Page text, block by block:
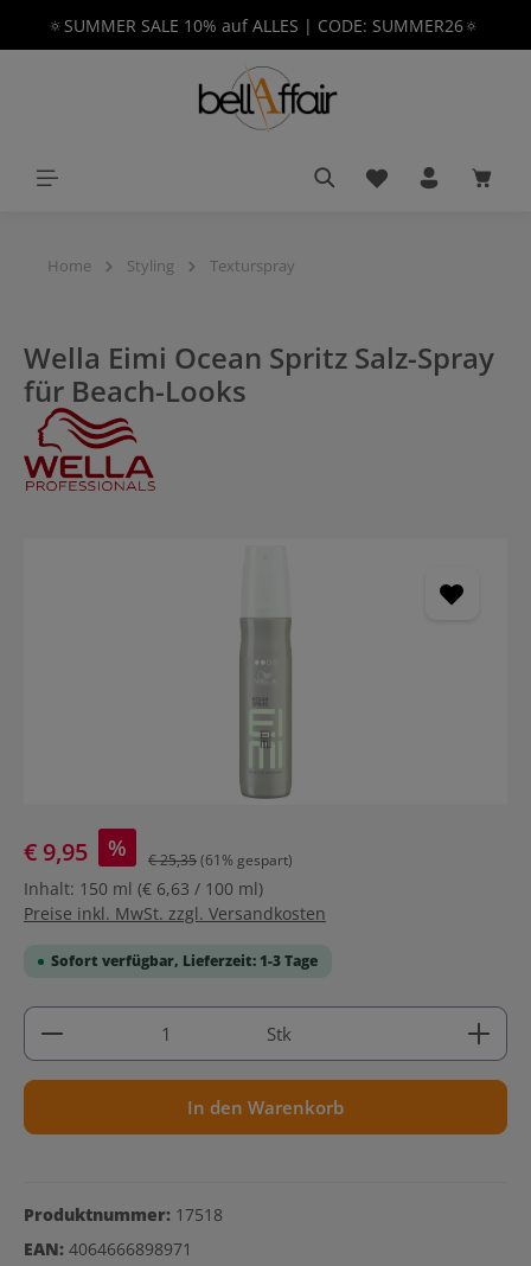
springen
🔅SUMMER SALE 10% auf ALLES | CODE: SUMMER26🔅
Du hast 0
Home Styling Texturspray
Wella Eimi Ocean Spritz Salz-Spray
für Beach-Looks
€ 9,95 % € 25,35(61% gespart)
Inhalt: 150 ml (€ 6,63 / 100 ml)
Preise inkl. MwSt. zzgl. Versandkosten
Sofort verfügbar, Lieferzeit: 1-3 Tage
Produkt Anzahl: Gib den gewünschten Wert ein
Stk
In den Warenkorb
Produktnummer: 17518
EAN: 4064666898971